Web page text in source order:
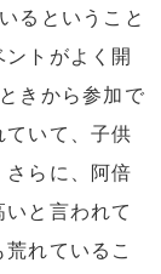
るということ
トがよく開
きから参加で
ていて、子供
さらに、阿倍
と言われて
れているこ